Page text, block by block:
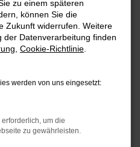
für
im Autohaus
zu einem späteren
können Sie die
Zukunft widerrufen. Weitere
der Datenverarbeitung finden
Cookie-Richtlinie
werden von uns eingesetzt:
um die
zu gewährleisten.